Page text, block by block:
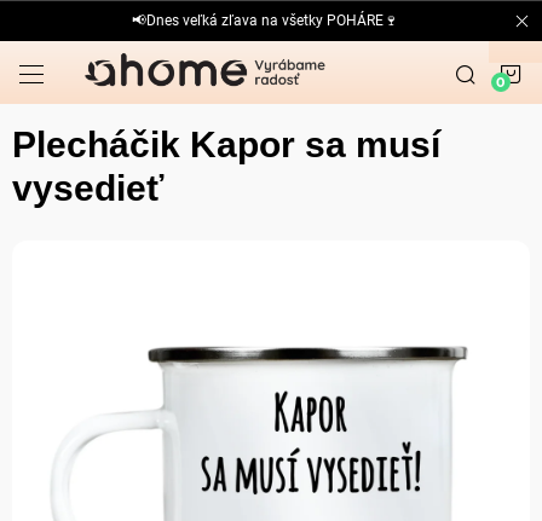
na
obsah
📢Dnes veľká zľava na všetky POHÁRE🍷
Plecháčik Kapor sa musí
vysedieť